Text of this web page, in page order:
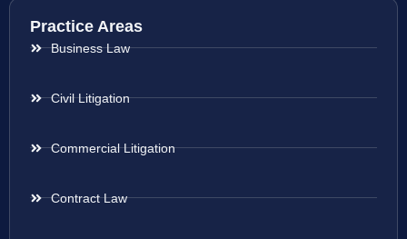
Practice Areas
Business Law
Civil Litigation
Commercial Litigation
Contract Law